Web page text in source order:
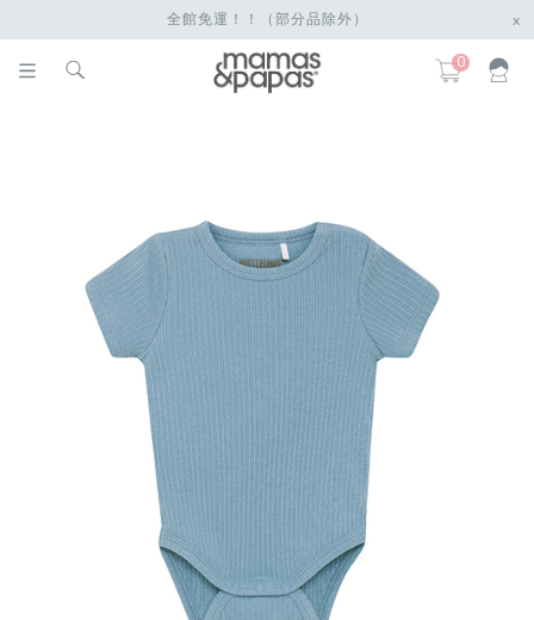
全館免運！！（部分品除外） x
0